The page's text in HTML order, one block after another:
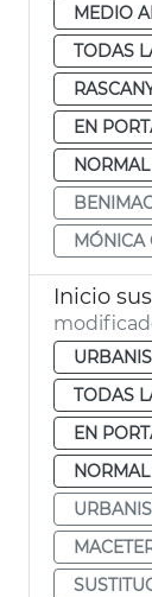
MEDIO
TODAS
EN
NORMAL
MÓNICA
TODAS
EN
NORMAL